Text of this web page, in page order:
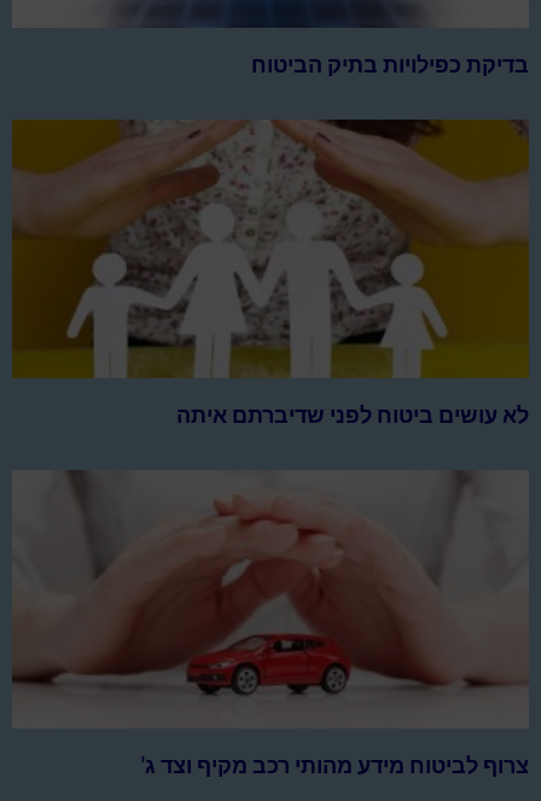
בדיקת כפילויות בתיק הביטוח
לא עושים ביטוח לפני שדיברתם איתה
צרוף לביטוח מידע מהותי רכב מקיף וצד ג'